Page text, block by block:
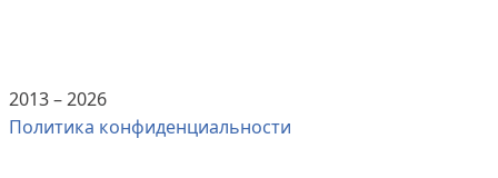
2013 –2026
Политика конфиденциальности